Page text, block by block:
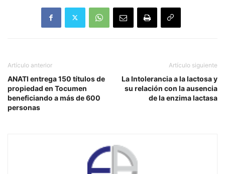
Artículo anterior
ANATI entrega 150 títulos de
propiedad en Tocumen
beneficiando a más de 600
personas
Artículo siguiente
La Intolerancia a la lactosa y
su relación con la ausencia
de la enzima lactasa